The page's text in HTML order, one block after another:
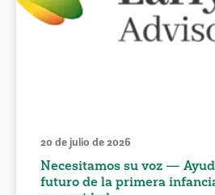
20 de julio de 2026
Necesitamos su voz —
futuro de la primera